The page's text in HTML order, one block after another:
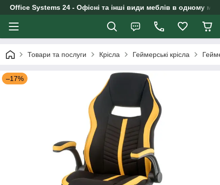
Office Systems 24 - Офісні та інші види меблів в одному
Товари та послуги Крісла Геймерські крісла
–17%